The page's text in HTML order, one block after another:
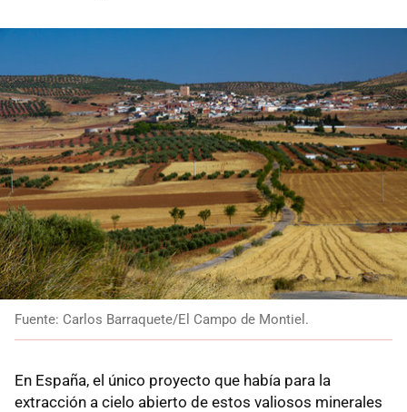
Fuente: Carlos Barraquete/El Campo de Montiel.
En España, el único proyecto que había para la
extracción a cielo abierto de estos valiosos minerales